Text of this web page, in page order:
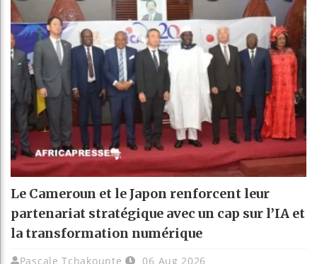
Le Cameroun et le Japon renforcent leur
partenariat stratégique avec un cap sur l’IA et
la transformation numérique
Pascale Tchakounte 06 Aug 2026